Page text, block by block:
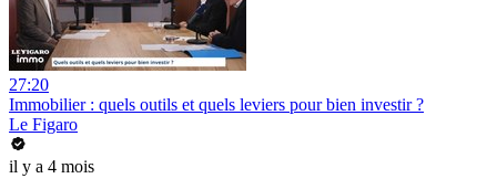
27:20
Immobilier : quels outils et quels leviers pour bien investir ?
Le Figaro
il y a 4 mois